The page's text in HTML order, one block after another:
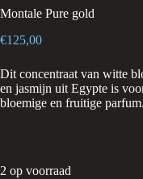
Montale Pure gold
€125,00
Dit concentraat van witte
en jasmijn uit Egypte is
bloemige en fruitige parfum.
2 op voorraad